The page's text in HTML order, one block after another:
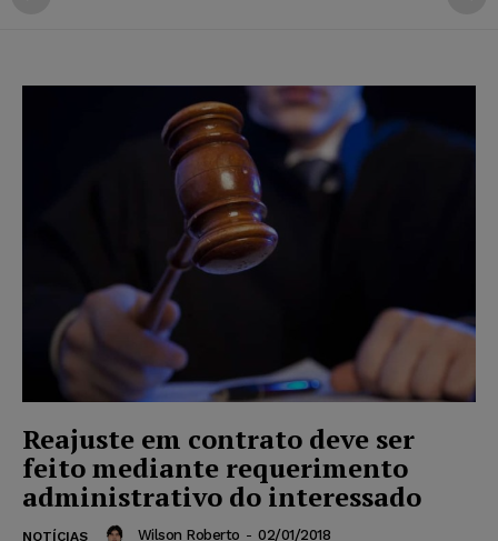
Reajuste em contrato deve ser
feito mediante requerimento
administrativo do interessado
NOTÍCIAS Wilson Roberto - 02/01/2018